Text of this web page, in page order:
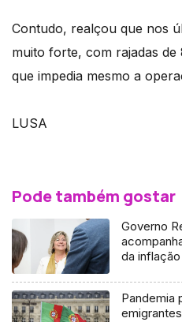
Contudo, realçou que nos
muito forte, com rajadas
que impedia mesmo a
LUSA
Pode também gostar
Governo
da
Pandemia
emigrantes